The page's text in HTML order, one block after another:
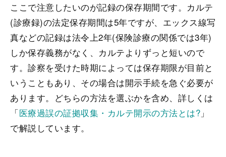
ここで注意したいのが記録の保存期間です。カルテ
(診療録)の法定保存期間は5年ですが、エックス線写
真などの記録は法令上2年(保険診療の関係では3年)
しか保存義務がなく、カルテよりずっと短いので
す。診察を受けた時期によっては保存期限が目前と
いうこともあり、その場合は開示手続を急ぐ必要が
あります。どちらの方法を選ぶかを含め、詳しくは
「医療過誤の証拠収集・カルテ開示の方法とは? 」
で解説しています。